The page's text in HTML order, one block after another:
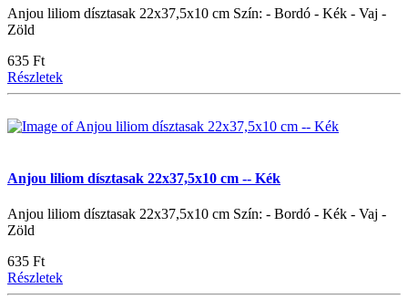
Anjou liliom dísztasak 22x37,5x10 cm Szín: - Bordó - Kék - Vaj -
Zöld
635 Ft
Részletek
Anjou liliom dísztasak 22x37,5x10 cm -- Kék
Anjou liliom dísztasak 22x37,5x10 cm Szín: - Bordó - Kék - Vaj -
Zöld
635 Ft
Részletek